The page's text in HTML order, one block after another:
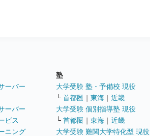
ーバー
ーバー
ビス
ニング
塾
大学受験 塾・予備校 現役
└ 首都圏 ｜ 東海 ｜ 近畿
大学受験 個別指導塾 現役
└ 首都圏 ｜ 東海 ｜ 近畿
大学受験 難関大学特化型 現役